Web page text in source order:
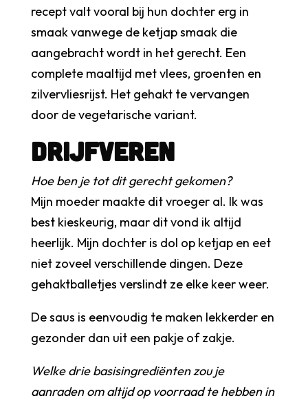
recept valt vooral bij hun dochter erg in
smaak vanwege de ketjap smaak die
aangebracht wordt in het gerecht. Een
complete maaltijd met vlees, groenten en
zilvervliesrijst. Het gehakt te vervangen
door de vegetarische variant.
Drijfveren
Hoe ben je tot dit gerecht gekomen?
Mijn moeder maakte dit vroeger al. Ik was
best kieskeurig, maar dit vond ik altijd
heerlijk. Mijn dochter is dol op ketjap en eet
niet zoveel verschillende dingen. Deze
gehaktballetjes verslindt ze elke keer weer.
De saus is eenvoudig te maken lekkerder en
gezonder dan uit een pakje of zakje.
Welke drie basisingrediënten zou je
aanraden om altijd op voorraad te hebben in